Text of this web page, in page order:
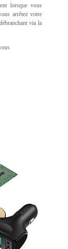
lorsque vous
arrêtez votre
via la